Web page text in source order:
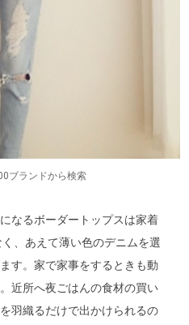
ブランドから検索
なるボーダートップスは家着
、あえて薄い色のデニムを選
す。家で家事をするときも動
近所へ夜ごはんの食材の買い
羽織るだけで出かけられるの